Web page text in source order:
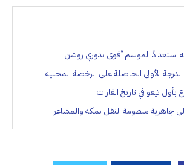
استعدادًا لموسم أقوى بدوري روشن
الدرجة الأولى الحاصلة على الرخصة المحلية
بأول تيفو في تاريخ القارات
جاهزية منظومة النقل بمكة والمشاعر